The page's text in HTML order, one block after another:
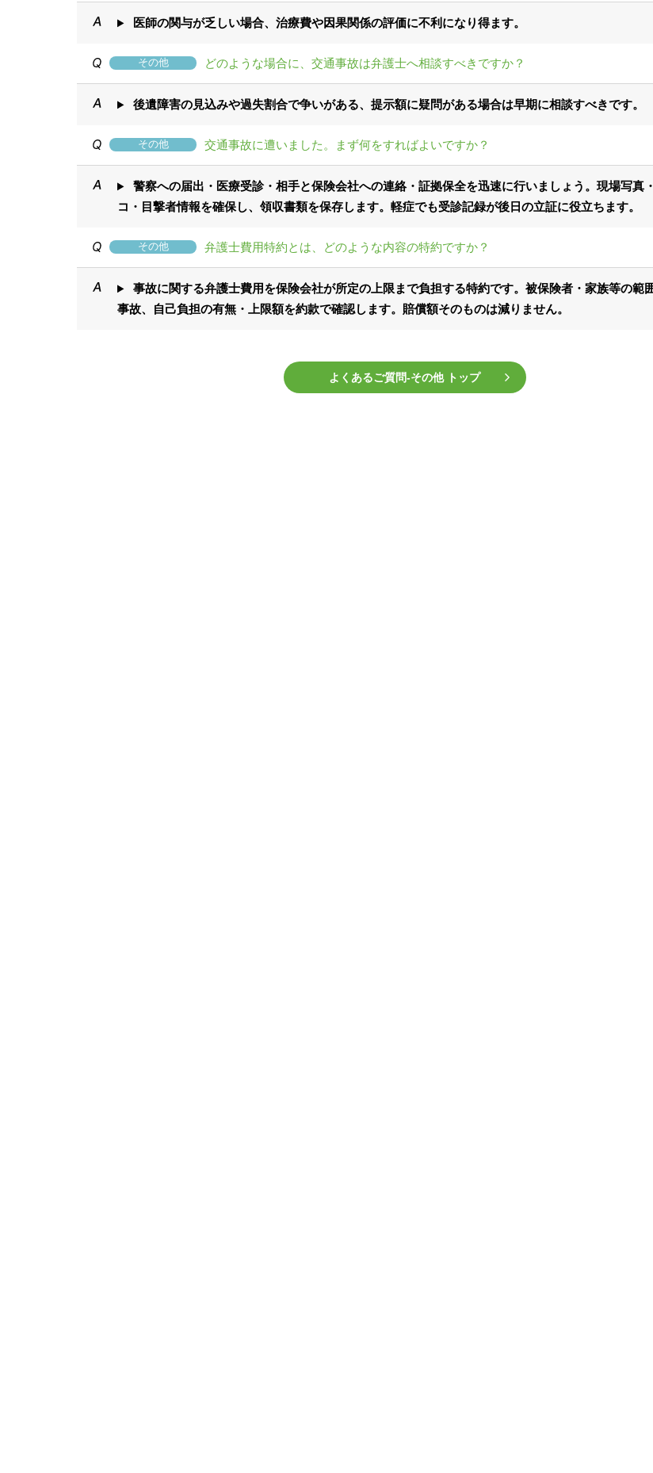
医師の関与が乏しい場合、治療費や因果関係の評価に不利になり得ます。
その他 どのような場合に、交通事故は弁護士へ相談すべきですか？
後遺障害の見込みや過失割合で争いがある、提示額に疑問がある場合は早期に相談すべきです。
その他 交通事故に遭いました。まず何をすればよいですか？
警察への届出・医療受診・相手と保険会社への連絡・証拠保全を迅速に行いましょう。現場写真
コ・目撃者情報を確保し、領収書類を保存します。軽症でも受診記録が後日の立証に役立ちます。
その他 弁護士費用特約とは、どのような内容の特約ですか？
事故に関する弁護士費用を保険会社が所定の上限まで負担する特約です。被保険者・家族等の範
事故、自己負担の有無・上限額を約款で確認します。賠償額そのものは減りません。
よくあるご質問‐その他 トップ